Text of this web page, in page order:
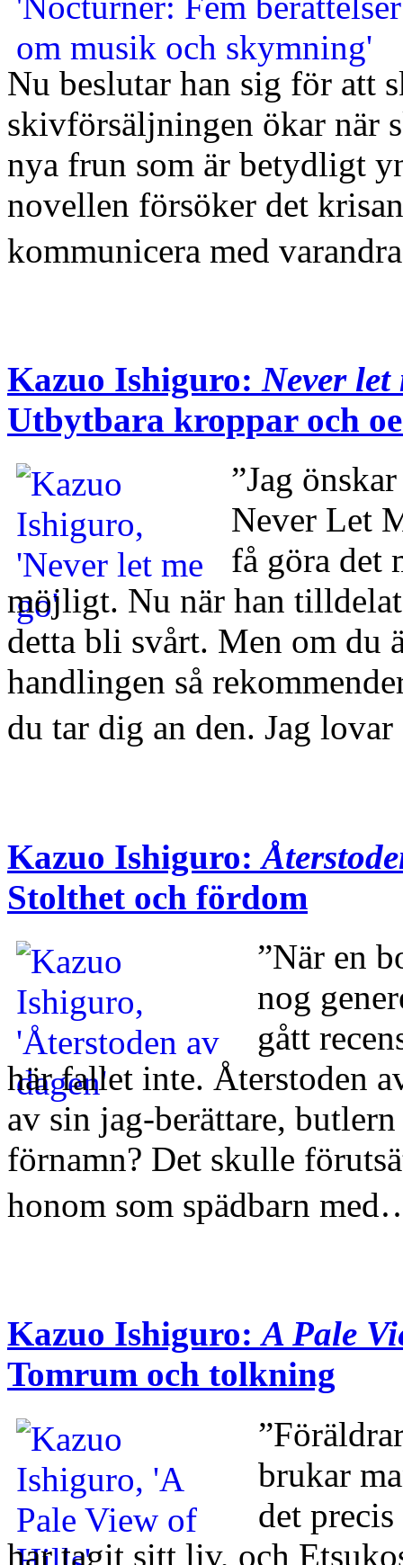
Nu beslutar han sig för att
skivförsäljningen ökar när
nya frun som är betydligt
novellen försöker det
kommunicera med
Kazuo Ishiguro: Never let
Utbytbara kroppar och
”Jag
Never Let
få göra det
möjligt. Nu när han
detta bli svårt. Men om du
handlingen så
du tar dig an den. Jag lovar
Kazuo Ishiguro:
Stolthet och fördom
”När en
nog
gått
här fallet inte. Återstoden
av sin jag-berättare,
förnamn? Det skulle
honom som spädbarn
Kazuo Ishiguro:A Pale
Tomrum och tolkning
brukar
det
har tagit sitt liv, och